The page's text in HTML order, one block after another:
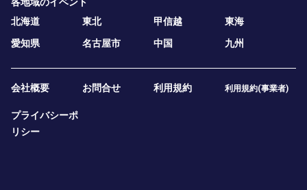
北海道
東北 甲信越
東海
愛知県
名古屋市 中国 九州
会社概要 お問合せ 利用規約 利用規約(事業者)
プライバシーポ
リシー